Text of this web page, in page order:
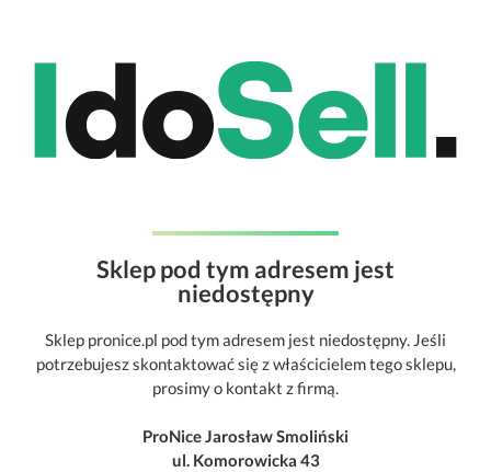
Sklep pod tym adresem jest
niedostępny
Sklep pronice.pl pod tym adresem jest niedostępny. Jeśli
potrzebujesz skontaktować się z właścicielem tego sklepu,
prosimy o kontakt z firmą.
ProNice Jarosław Smoliński
ul. Komorowicka 43